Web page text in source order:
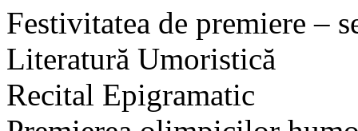
Festivitatea de premiere –
Literatură Umoristică
Recital Epigramatic